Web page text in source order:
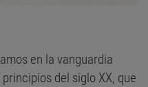
en la vanguardia
del siglo XX, que